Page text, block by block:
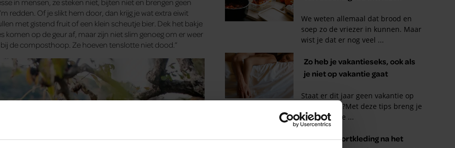
in mensen, ze steken niet, bijten niet en brengen geen
redden. Of je slikt hem door, dan krijg je wat extra eiwit
met gistend fruit of een klein scheutje bier. Dek het bakje
komen op de geur af, maar zijn niet slim genoeg om er weer
de composthoop. Ze hoeven tenslotte niet dood.”